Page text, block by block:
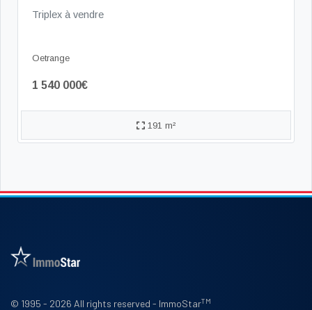
Triplex à vendre
Oetrange
1 540 000€
191 m²
© 1995 - 2026 All rights reserved - ImmoStarTM